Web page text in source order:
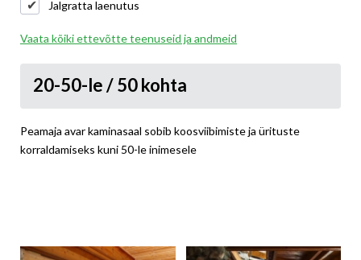
Jalgratta laenutus
Vaata kõiki ettevõtte teenuseid ja andmeid
20-50-le / 50 kohta
Peamaja avar kaminasaal sobib koosviibimiste ja ürituste
korraldamiseks kuni 50-le inimesele